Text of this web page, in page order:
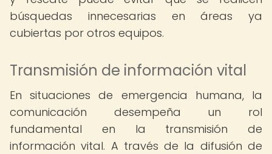
búsquedas innecesarias en áreas ya
cubiertas por otros equipos.
Transmisión de información vital
En situaciones de emergencia humana, la
comunicación desempeña un rol
fundamental en la transmisión de
información vital. A través de la difusión de